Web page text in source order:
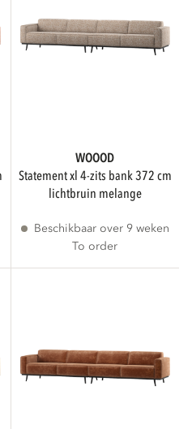
WOOOD
statement xl 4-zits bank 372 cm
lichtbruin melange
Beschikbaar over 9 weken
To order